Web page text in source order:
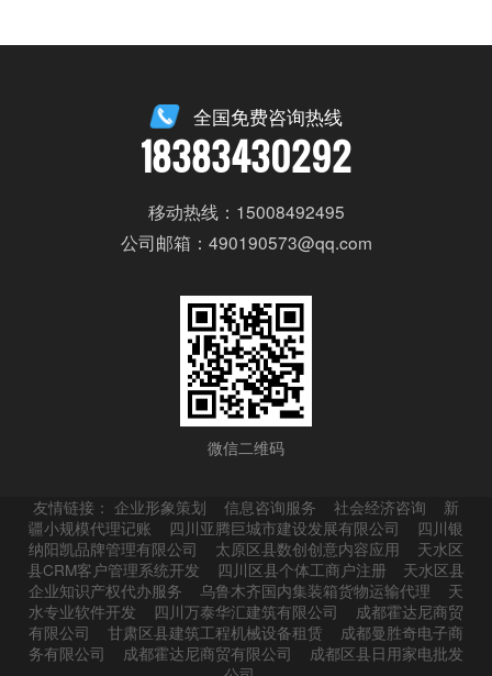
全国免费咨询热线
18383430292
移动热线：15008492495
公司邮箱：490190573@qq.com
微信二维码
友情链接： 企业形象策划 信息咨询服务 社会经济咨询
新
疆小规模代理记账
四川亚腾巨城市建设发展有限公司
四川银
纳阳凯品牌管理有限公司
太原区县数创创意内容应用
天水区
县CRM客户管理系统开发
四川区县个体工商户注册
天水区县
企业知识产权代办服务
乌鲁木齐国内集装箱货物运输代理
天
水专业软件开发
四川万泰华汇建筑有限公司
成都霍达尼商贸
有限公司
甘肃区县建筑工程机械设备租赁
成都曼胜奇电子商
务有限公司
成都霍达尼商贸有限公司
成都区县日用家电批发